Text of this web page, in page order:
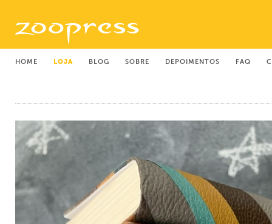
HOME LOJA BLOG SOBRE DEPOIMENTOS FAQ